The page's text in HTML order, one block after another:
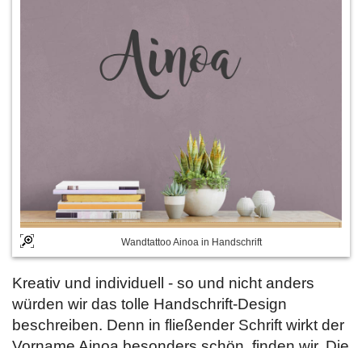
Wandtattoo Ainoa in Handschrift
Kreativ und individuell - so und nicht anders
würden wir das tolle Handschrift-Design
beschreiben. Denn in fließender Schrift wirkt der